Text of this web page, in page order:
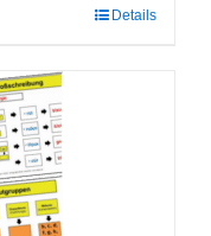
Details